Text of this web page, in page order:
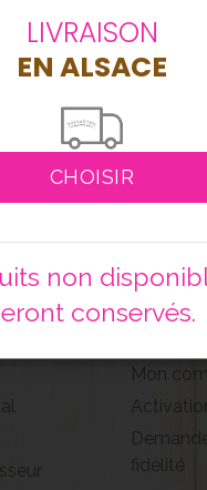
Mon
fidélité
LIVRAISON
EN ALSACE
CHOISIR
non
conservés.